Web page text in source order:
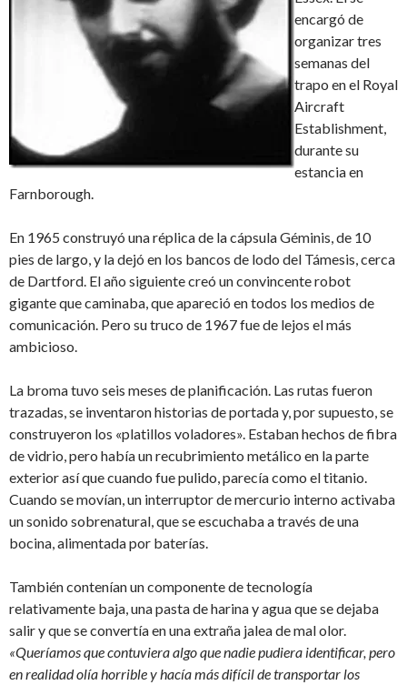
encargó de
organizar tres
semanas del
trapo en el Royal
Aircraft
Establishment,
durante su
estancia en
Farnborough.
En 1965 construyó una réplica de la cápsula Géminis, de 10
pies de largo, y la dejó en los bancos de lodo del Támesis, cerca
de Dartford. El año siguiente creó un convincente robot
gigante que caminaba, que apareció en todos los medios de
comunicación. Pero su truco de 1967 fue de lejos el más
ambicioso.
La broma tuvo seis meses de planificación. Las rutas fueron
trazadas, se inventaron historias de portada y, por supuesto, se
construyeron los «platillos voladores». Estaban hechos de fibra
de vidrio, pero había un recubrimiento metálico en la parte
exterior así que cuando fue pulido, parecía como el titanio.
Cuando se movían, un interruptor de mercurio interno activaba
un sonido sobrenatural, que se escuchaba a través de una
bocina, alimentada por baterías.
También contenían un componente de tecnología
relativamente baja, una pasta de harina y agua que se dejaba
salir y que se convertía en una extraña jalea de mal olor.
«Queríamos que contuviera algo que nadie pudiera identificar, pero
en realidad olía horrible y hacía más difícil de transportar los